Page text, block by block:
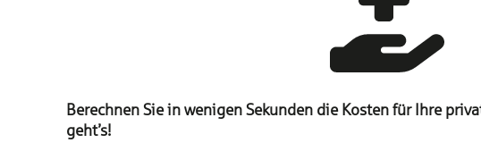
Berechnen Sie in wenigen Sekunden die Kosten für Ihre
geht’s!